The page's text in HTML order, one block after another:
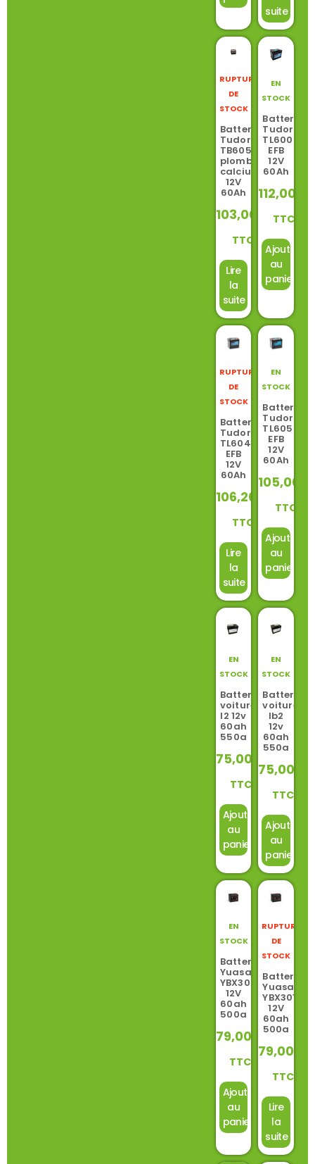
suite
RUPTURE
DE
STOCK
Batterie
Tudor
TB605
plomb-
calcium
12V
60Ah
103,00
TTC
Lire
la
suite
EN
STOCK
Batterie
Tudor
TL600
EFB
12V
60Ah
112,00
TTC
Ajouter
au
panier
RUPTURE
DE
STOCK
Batterie
Tudor
TL604
EFB
12V
60Ah
106,20
TTC
Lire
la
suite
EN
STOCK
Batterie
Tudor
TL605
EFB
12V
60Ah
105,00
TTC
Ajouter
au
panier
EN
STOCK
Batterie
voiture
l2 12v
60ah
550a
75,00
TTC
Ajouter
au
panier
EN
STOCK
Batterie
voiture
lb2
12v
60ah
550a
75,00
TTC
Ajouter
au
panier
EN
STOCK
Batterie
Yuasa
YBX3005
12V
60ah
500a
79,00 €
TTC
Ajouter
au
panier
RUPTURE
DE
STOCK
Batterie
Yuasa
YBX3014
12V
60ah
500a
79,00
TTC
Lire
la
suite